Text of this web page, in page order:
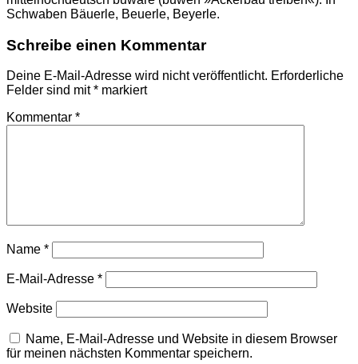
Schwaben Bäuerle, Beuerle, Beyerle.
Schreibe einen Kommentar
Deine E-Mail-Adresse wird nicht veröffentlicht. Erforderliche
Felder sind mit* markiert
Kommentar *
Name *
E-Mail-Adresse *
Website
Name, E-Mail-Adresse und Website in diesem Browser
für meinen nächsten Kommentar speichern.